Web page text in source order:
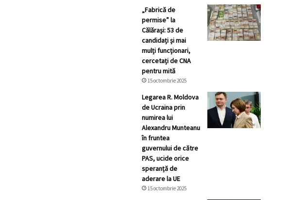
„Fabrică de
permise” la
Călărași: 53 de
candidați și mai
mulți funcționari,
cercetați de CNA
pentru mită
15 octombrie 2025
Legarea R. Moldova
de Ucraina prin
numirea lui
Alexandru Munteanu
în fruntea
guvernului de către
PAS, ucide orice
speranță de
aderare la UE
15 octombrie 2025